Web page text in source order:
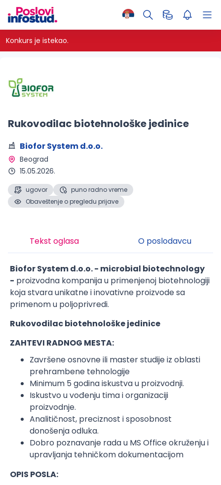
Konkurs je istekao.
Rukovodilac biotehnološke jedinice
Biofor System d.o.o.
Beograd
15.05.2026.
ugovor
puno radno vreme
Obaveštenje o pregledu prijave
Tekst oglasa O poslodavcu
Biofor System d.o.o. - microbial biotechnology
- proizvodna kompanija u primenjenoj biotehnologiji
koja stvara unikatne i inovativne proizvode sa
primenom u poljoprivredi.
Rukovodilac biotehnološke jedinice
ZAHTEVI RADNOG MESTA:
Završene osnovne ili master studije iz oblasti
prehrambene tehnologije
Minimum 5 godina iskustva u proizvodnji.
Iskustvo u vođenju tima i organizaciji
proizvodnje.
Analitičnost, preciznost i sposobnost
donošenja odluka.
Dobro poznavanje rada u MS Office okruženju i
upravljanja tehničkom dokumentacijom
OPIS POSLA: